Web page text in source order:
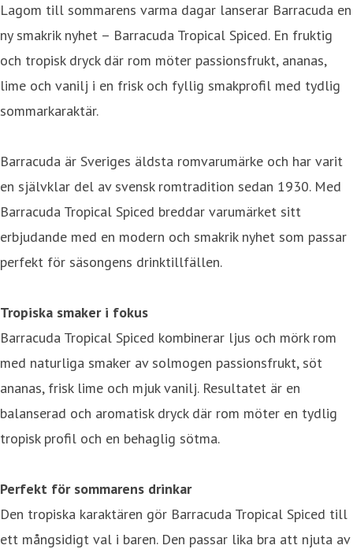
Lagom till sommarens varma dagar lanserar Barracuda en
ny smakrik nyhet – Barracuda Tropical Spiced. En fruktig
och tropisk dryck där rom möter passionsfrukt, ananas,
lime och vanilj i en frisk och fyllig smakprofil med tydlig
sommarkaraktär.
Barracuda är Sveriges äldsta romvarumärke och har varit
en självklar del av svensk romtradition sedan 1930. Med
Barracuda Tropical Spiced breddar varumärket sitt
erbjudande med en modern och smakrik nyhet som passar
perfekt för säsongens drinktillfällen.
Tropiska smaker i fokus
Barracuda Tropical Spiced kombinerar ljus och mörk rom
med naturliga smaker av solmogen passionsfrukt, söt
ananas, frisk lime och mjuk vanilj. Resultatet är en
balanserad och aromatisk dryck där rom möter en tydlig
tropisk profil och en behaglig sötma.
Perfekt för sommarens drinkar
Den tropiska karaktären gör Barracuda Tropical Spiced till
ett mångsidigt val i baren. Den passar lika bra att njuta av